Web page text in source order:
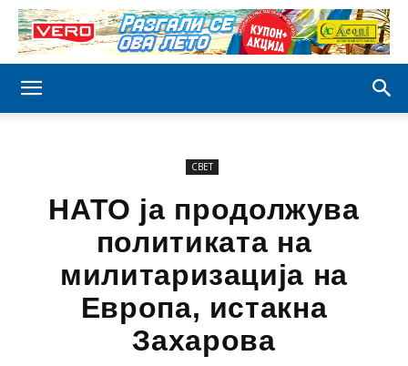
СВЕТ
НАТО ја продолжува
политиката на
милитаризација на
Европа, истакна
Захарова